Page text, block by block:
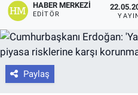
HABER MERKEZI
EDITÖR
Paylaş